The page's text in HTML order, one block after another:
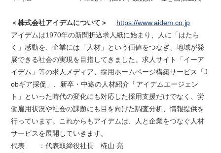
＜株式会社アイデムについて＞
https://www.aidem.co.jp
アイデムは1970年の新聞折込求人紙に始まり、人に「はたら
く」感動を、企業には「人材」という価値をつなぎ、地域が発
展できる社会の実現を目指してきました。求人サイト「イーア
イデム」等の求人メディア、採用ホームページ構築サービス「J
obギア採促」、新卒・中途の人材紹介「アイデムエージェン
ト」といった時代の変化にも対応した採用支援だけでなく、労
働雇用状況や社会の課題にも目を向けた調査分析、情報提供を
行っています。これからもアイデムは、人と企業をつなぐ人材
サービスを展開していきます。
代表 ：代表取締役社長 椛山 亮